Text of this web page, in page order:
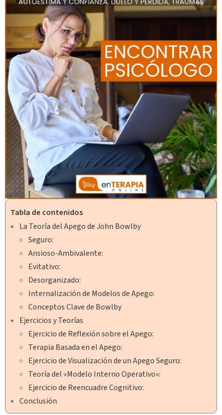
Tabla de contenidos
La Teoría del Apego de John Bowlby
Seguro:
Ansioso-Ambivalente:
Evitativo:
Desorganizado:
Internalización de Modelos de Apego:
Conceptos Clave de Bowlby
Ejercicios y Teorías
Ejercicio de Reflexión sobre el Apego:
Terapia Basada en el Apego:
Ejercicio de Visualización de un Apego Seguro:
Teoría del «Modelo Interno Operativo»:
Ejercicio de Reencuadre Cognitivo:
Conclusión